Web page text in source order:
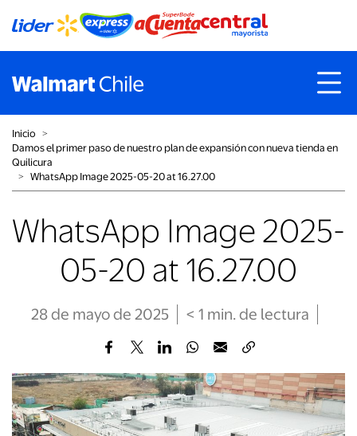
Inicio ˃
Damos el primer paso de nuestro plan de expansión con nueva tienda en
Quilicura
˃ WhatsApp Image 2025-05-20 at 16.27.00
WhatsApp Image 2025-
05-20 at 16.27.00
28 de mayo de 2025 < 1 min. de lectura